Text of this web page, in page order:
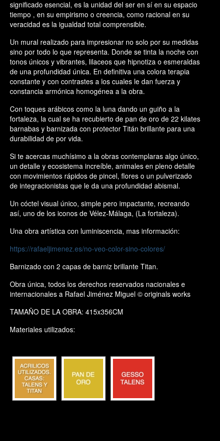
significado esencial, es la unidad del ser en sí en su espacio
tiempo , en su empirismo o creencia, como racional en su
veracidad es la igualdad total comprensible.
Un mural realizado para impresionar no solo por su medidas
sino por todo lo que representa. Donde se tinta la noche con
tonos únicos y vibrantes, lilaceos que hipnotiza o esmeraldas
de una profundidad única. En definitiva una colora terapia
constante y con contrastes a los cuales le dan fuerza y
constancia armónica homogénea a la obra.
Con toques arábicos como la luna dando un guiño a la
fortaleza, la cual se ha recubierto de pan de oro de 22 kilates
barnabas y barnizada con protector Titán brillante para una
durabilidad de por vida.
Si te acercas muchísimo a la obras contemplaras algo único,
un detalle y ecosistema increíble, animales en pleno detalle
con movimientos rápidos de pincel, flores o un pulverizado
de integracionistas que le da una profundidad abismal.
Un cóctel visual único, simple pero impactante, recreando
así, uno de los iconos de Vélez-Málaga, (La fortaleza).
Una obra artística con luminiscencia, mas información:
https://rafaeljimenez.es/no-veo-color-sino-colores/
Barnizado con 2 capas de barniz brillante Titan.
Obra única, todos los derechos reservados nacionales e
internacionales a Rafael Jiménez Miguel © originals works
TAMAÑO DE LA OBRA: 415x356CM
Materiales utilizados: